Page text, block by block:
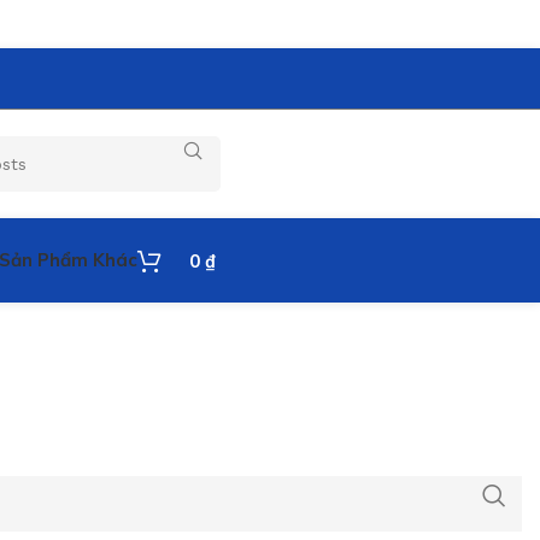
Sản Phẩm Khác 0 ₫